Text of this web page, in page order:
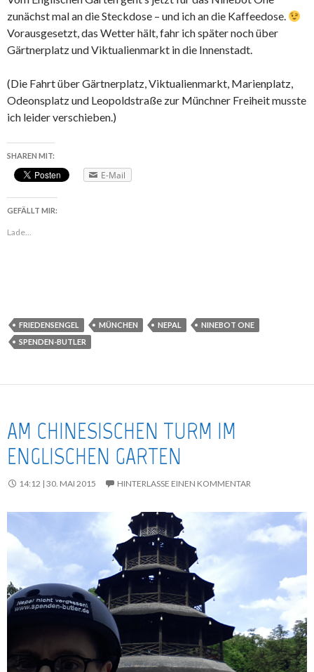
zunächst mal an die Steckdose – und ich an die Kaffeedose.
Vorausgesetzt, das Wetter hält, fahr ich später noch über
Gärtnerplatz und Viktualienmarkt in die Innenstadt.
(Die Fahrt über Gärtnerplatz, Viktualienmarkt, Marienplatz,
Odeonsplatz und Leopoldstraße zur Münchner Freiheit musste
ich leider verschieben.)
SHAREN MIT:
E-Mail
GEFÄLLT MIR:
Lade...
FRIEDENSENGEL MÜNCHEN NEPAL
NINEBOT ONE
SPENDEN-BUTLER
AM CHINESISCHEN TURM IM
ENGLISCHEN GARTEN
14:12 | 30. MAI 2015 HINTERLASSE EINEN KOMMENTAR